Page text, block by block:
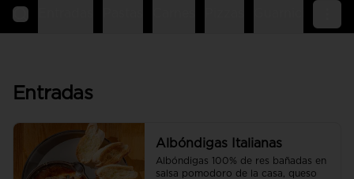
Entradas
Albóndigas Italianas
Albóndigas 100% de res bañadas en
salsa pomodoro de la casa, queso